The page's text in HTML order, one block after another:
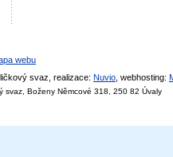
webu
svaz, realizace: Nuvio , webhosting:
svaz, Boženy Němcové 318, 250 82 Úvaly